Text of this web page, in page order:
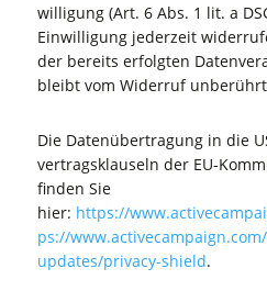
wil­li­gung (Art. 6 Abs. 1 lit. a
Ein­wil­li­gung jeder­zeit
der bereits erfolg­ten
bleibt vom Wider­ruf
Die Daten­über­tra­gung in die
ver­trags­klau­seln der EU-
fin­den Sie
hier: https://
ps://
updates/privacy-shield.